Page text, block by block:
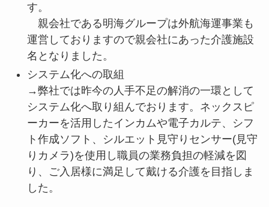
す。
親会社である明海グループは外航海運事業も
運営しておりますので親会社にあった介護施設
名となりました。
システム化への取組
→弊社では昨今の人手不足の解消の一環として
システム化へ取り組んでおります。ネックスピ
ーカーを活用したインカムや電子カルテ、シフ
ト作成ソフト、シルエット見守りセンサー(見守
りカメラ)を使用し職員の業務負担の軽減を図
り、ご入居様に満足して戴ける介護を目指しま
した。